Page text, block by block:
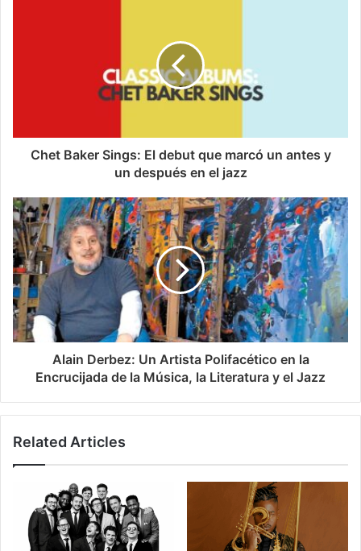
Chet Baker Sings: El debut que marcó un antes y
un después en el jazz
Alain Derbez: Un Artista Polifacético en la
Encrucijada de la Música, la Literatura y el Jazz
Related Articles